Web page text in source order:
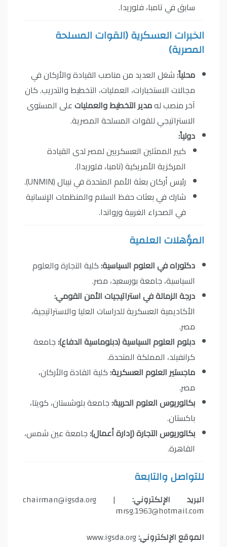
سابق في تامبا، فلوريدا.
الخبرات العسكرية (القوات المسلحة
المصرية)
محلياً:شغل العديد من مناصب القيادة والأركان في
مجالات الاستخبارات، العمليات، التخطيط والتدريب. كان
آخر منصب لهمدير التخطيط والعملياتعلى المستوى
الاستراتيجي للقوات المسلحة المصرية.
دولياً:
كبير الممثلين العسكريين لمصر لدى القيادة
المركزية الأمريكية (تامبا، فلوريدا).
رئيس أركان بعثة الأمم المتحدة في نيبال (UNMIN).
شارك في بعثات حفظ السلام والمنظمات الإنسانية
في الصحراء الغربية ورواندا.
المؤهلات العلمية
دكتوراه في العلوم السياسية:كلية التجارة والعلوم
السياسية، جامعة بورسعيد، مصر.
درجة الزمالة في استراتيجيات الأمن القومي:
الأكاديمية العسكرية للدراسات العليا والاستراتيجية،
مصر.
دبلوم العلوم السياسية (دبلوماسية الدفاع):جامعة
كرانفيلد، المملكة المتحدة.
ماجستير العلوم العسكرية:كلية القادة والأركان،
مصر.
بكالوريوس العلوم الحربية:جامعة بلوشستان، كويتا،
باكستان.
بكالوريوس التجارة (إدارة أعمال):جامعة عين شمس،
القاهرة.
للتواصل والتابعة
البريد الإلكتروني: chairman@igsda.org |
mrsg.1963@hotmail.com
الموقع الإلكتروني:www.igsda.org